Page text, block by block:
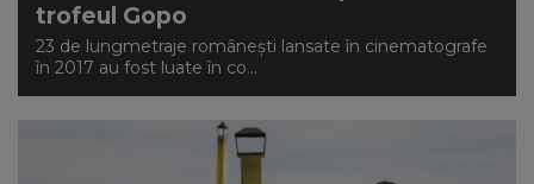
trofeul Gopo
23 de lungmetraje românești lansate în cinematografe
în 2017 au fost luate în co...